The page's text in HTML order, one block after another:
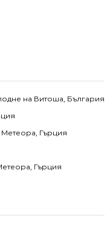
на Витоша, България
Метеора, Гърция
Гърция